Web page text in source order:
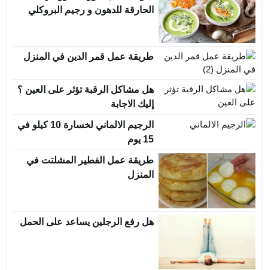
الحارقة للدهون و رجيم البروكلي
طريقة عمل قمر الدين في المنزل
هل مشاكل الرقبة تؤثر على العين ؟
إليك الاجابة
الرجيم الالماني لخسارة 10 كيلو في
15 يوم
طريقة عمل الفطير المشلتت في
المنزل
هل رفع الرجلين يساعد على الحمل